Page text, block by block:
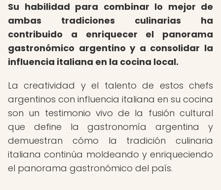
Su habilidad para combinar lo mejor de
ambas tradiciones culinarias ha
contribuido a enriquecer el panorama
gastronómico argentino y a consolidar la
influencia italiana en la cocina local.
La creatividad y el talento de estos chefs
argentinos con influencia italiana en su cocina
son un testimonio vivo de la fusión cultural
que define la gastronomía argentina y
demuestran cómo la tradición culinaria
italiana continúa moldeando y enriqueciendo
el panorama gastronómico del país.